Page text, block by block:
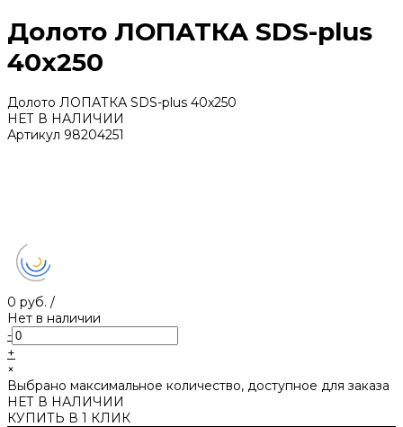
Долото ЛОПАТКА SDS-plus
40х250
Долото ЛОПАТКА SDS-plus 40х250
НЕТ В НАЛИЧИИ
Артикул 98204251
0 руб. /
Нет в наличии
-
+
×
Выбрано максимальное количество, доступное для заказа
НЕТ В НАЛИЧИИ
КУПИТЬ В 1 КЛИК